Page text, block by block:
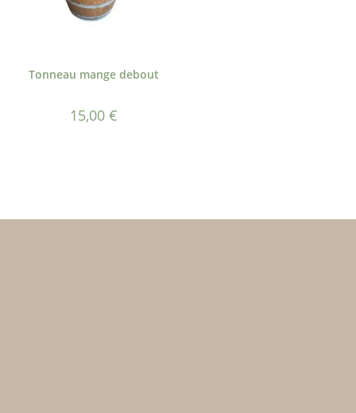
Tonneau mange debout
15,00€